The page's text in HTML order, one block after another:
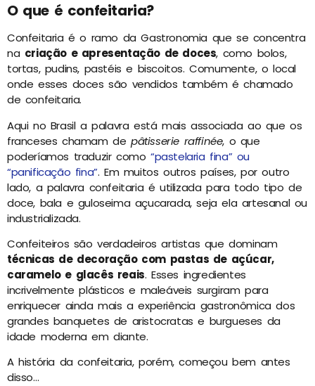
O que é confeitaria?
Confeitaria é o ramo da Gastronomia que se concentra
na criação e apresentação de doces, como bolos,
tortas, pudins, pastéis e biscoitos. Comumente, o local
onde esses doces são vendidos também é chamado
de confeitaria.
Aqui no Brasil a palavra está mais associada ao que os
franceses chamam depâtisserie raffinée, o que
poderíamos traduzir como“pastelaria fina” ou
“panificação fina”. Em muitos outros países, por outro
lado, a palavra confeitaria é utilizada para todo tipo de
doce, bala e guloseima açucarada, seja ela artesanal ou
industrializada.
Confeiteiros são verdadeiros artistas que dominam
técnicas de decoração com pastas de açúcar,
caramelo e glacês reais. Esses ingredientes
incrivelmente plásticos e maleáveis surgiram para
enriquecer ainda mais a experiência gastronômica dos
grandes banquetes de aristocratas e burgueses da
idade moderna em diante.
A história da confeitaria, porém, começou bem antes
disso…